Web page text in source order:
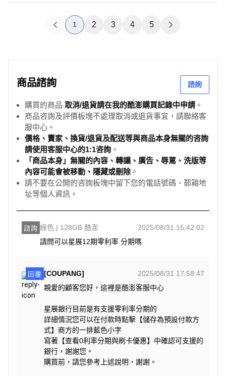
1 2 3 4 5
商品諮詢 諮詢
購買的商品 取消/退貨請在我的酷澎購買記錄中申請 。
商品咨詢及評價板塊不處理取消或退貨事宜，請聯絡客
服中心。
價格、賣家、換貨/退貨及配送等與商品本身無關的咨詢
請使用客服中心的1:1咨詢 。
「商品本身」無關的內容、轉讓、廣告、辱罵、洗版等
內容可能會被移動、隱藏或刪除。
請不要在公開的咨詢板塊中留下您的電話號碼、郵箱地
址等個人資訊。
諮詢 綠色 | 128GB 酷澎
2025/08/31 15:42:02
請問可以星展12期零利率 分期嗎
回覆 [COUPANG]
2025/08/31 17:58:47
親愛的顧客您好，這裡是酷澎客服中心
星展銀行目前是有支援零利率分期的
詳細情況您可以在付款時點擊【儲存為預設付款方
式】商方的一排藍色小字
寫著【查看0利率分期與刷卡優惠】中確認可支援的
銀行，謝謝您。
購買前，請您參考上述說明，謝謝。